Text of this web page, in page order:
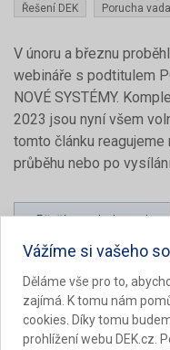
Řešení DEK
Porucha vada
V únoru a březnu
webináře s podtitulem
NOVÉ SYSTÉMY.
2023 jsou nyní všem
tomto článku reagujeme
průběhu nebo po
Přečíst podrobnosti
Vážíme si vašeho
Děláme vše pro to,
zajímá. K tomu nám
cookies. Díky tomu
prohlížení webu DEK.cz.